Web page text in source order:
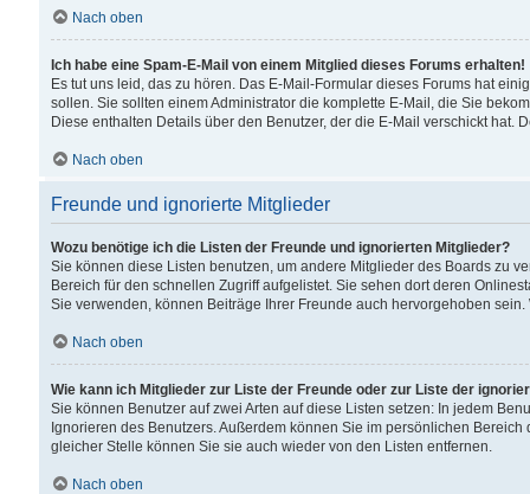
Nach oben
Ich habe eine Spam-E-Mail von einem Mitglied dieses Forums erhalten!
Es tut uns leid, das zu hören. Das E-Mail-Formular dieses Forums hat
sollen. Sie sollten einem Administrator die komplette E-Mail, die Sie
Diese enthalten Details über den Benutzer, der die E-Mail verschickt hat.
Nach oben
Freunde und ignorierte Mitglieder
Wozu benötige ich die Listen der Freunde und ignorierten Mitglieder?
Sie können diese Listen benutzen, um andere Mitglieder des Boards zu
Bereich für den schnellen Zugriff aufgelistet. Sie sehen dort deren
Sie verwenden, können Beiträge Ihrer Freunde auch hervorgehoben
Nach oben
Wie kann ich Mitglieder zur Liste der Freunde oder zur Liste der
Sie können Benutzer auf zwei Arten auf diese Listen setzen: In jedem
Ignorieren des Benutzers. Außerdem können Sie im persönlichen
gleicher Stelle können Sie sie auch wieder von den Listen entfernen.
Nach oben